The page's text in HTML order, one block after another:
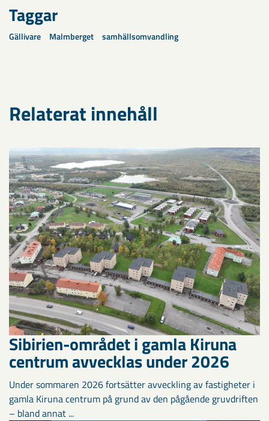
Taggar
Gällivare Malmberget samhällsomvandling
Relaterat innehåll
Sibirien-området i gamla Kiruna
centrum avvecklas under 2026
Under sommaren 2026 fortsätter avveckling av fastigheter i
gamla Kiruna centrum på grund av den pågående gruvdriften
– bland annat ...